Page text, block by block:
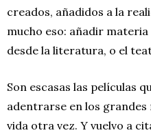
creados, añadidos a la
mucho eso: añadir materia
desde la literatura, o el
Son escasas las películas
adentrarse en los
vida otra vez. Y vuelvo a